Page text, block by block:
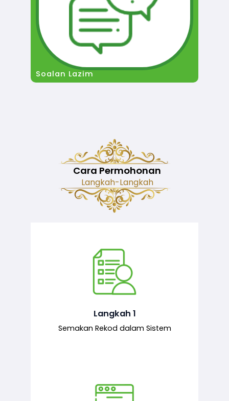
Soalan Lazim
Cara Permohonan
Langkah-Langkah
Langkah 1
Semakan Rekod dalam Sistem
Semakan ke atas sejarah permohonan
yang pernah dibuat oleh pemohon,